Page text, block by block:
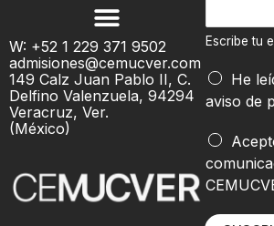
W: +52 1 229 371 9502
admisiones@cemucver.com
149 Calz Juan Pablo II, C.
Delfino Valenzuela, 94294
Veracruz, Ver.
(México)
m
l
u
c
i
b
e
u
e
m
Escribe tu
He
aviso de